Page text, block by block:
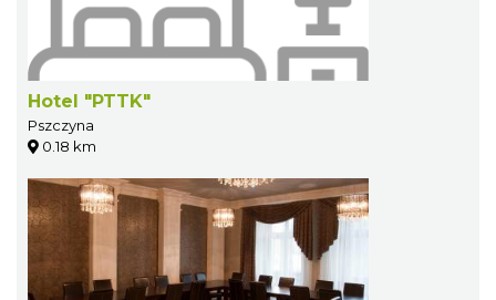
Hotel "PTTK"
Pszczyna
0.18 km